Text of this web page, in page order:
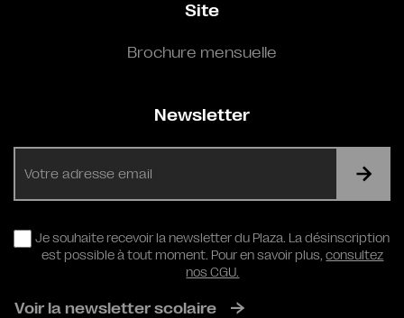
Site
Brochure mensuelle
Newsletter
RGPD
Je souhaite recevoir la newsletter du Plaza. La désinscription
est possible à tout moment. Pour en savoir plus,consultez
nos CGU.
Voir la newsletter scolaire